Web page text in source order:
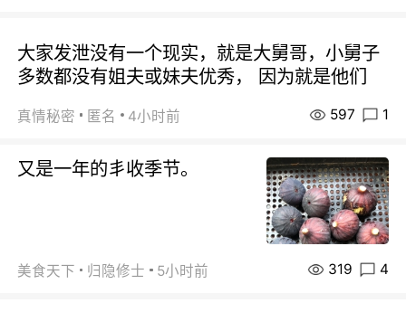
大家发泄没有一个现实，就是大舅哥，小舅子
多数都没有姐夫或妹夫优秀， 因为就是他们
真情秘密 匿名 4小时前 597 1
又是一年的丯收季节。
美食天下 归隐修士 5小时前 319 4